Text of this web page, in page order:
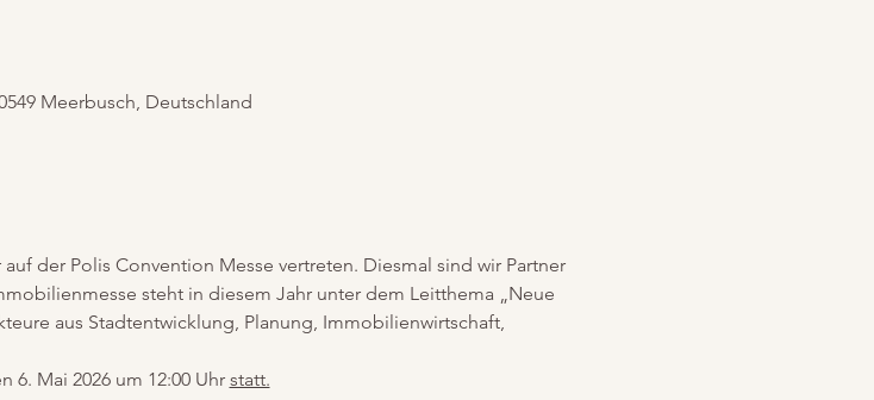
Meerbusch, Deutschland
der Polis Convention Messe vertreten. Diesmal sind wir Partner
steht in diesem Jahr unter dem Leitthema „Neue
aus Stadtentwicklung, Planung, Immobilienwirtschaft,
Mai 2026 um 12:00 Uhr statt.